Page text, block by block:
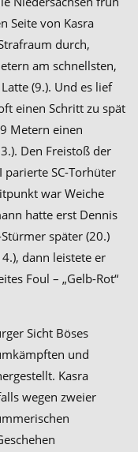
Seite von Kasra
durch,
am schnellsten,
(9.). Und es lief
einen Schritt zu spät
Metern einen
Den Freistoß der
SC-Torhüter
war Weiche
hatte erst Dennis
später (20.)
dann leistete er
Foul – „Gelb-Rot“
Sicht Böses
und
Kasra
wegen zweier